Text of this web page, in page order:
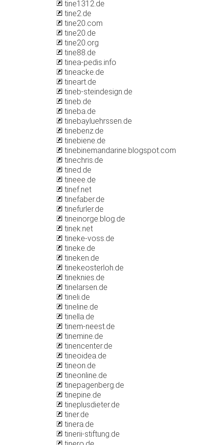
tine1312.de
tine2.de
tine20.com
tine20.de
tine20.org
tine88.de
tinea-pedis.info
tineacke.de
tineart.de
tineb-steindesign.de
tineb.de
tineba.de
tinebayluehrssen.de
tinebenz.de
tinebiene.de
tinebinemandarine.blogspot.com
tinechris.de
tined.de
tineee.de
tinef.net
tinefaber.de
tinefurler.de
tineinorge.blog.de
tinek.net
tineke-voss.de
tineke.de
tineken.de
tinekeosterloh.de
tineknies.de
tinelarsen.de
tineli.de
tineline.de
tinella.de
tinem-neest.de
tinemine.de
tinencenter.de
tineoidea.de
tineon.de
tineonline.de
tinepagenberg.de
tinepine.de
tineplusdieter.de
tiner.de
tinera.de
tinerii-stiftung.de